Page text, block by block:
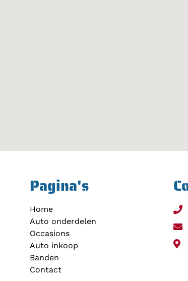
Pagina's
Home
Auto onderdelen
Occasions
Auto inkoop
Banden
Contact